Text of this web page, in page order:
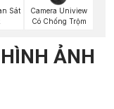
Sát
Camera Uniview
Có Chống Trộm
ẢNH